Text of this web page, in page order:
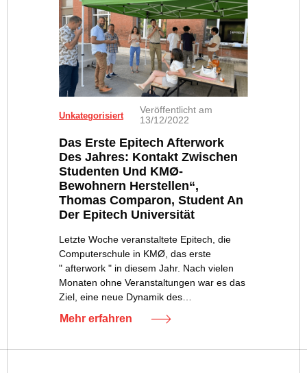
Unkategorisiert
Veröffentlicht am
13/12/2022
Das Erste Epitech Afterwork
Des Jahres: Kontakt Zwischen
Studenten Und KMØ-
Bewohnern Herstellen“,
Thomas Comparon, Student An
Der Epitech Universität
Letzte Woche veranstaltete Epitech, die
Computerschule in KMØ, das erste
" afterwork " in diesem Jahr. Nach vielen
Monaten ohne Veranstaltungen war es das
Ziel, eine neue Dynamik des…
Mehr erfahren